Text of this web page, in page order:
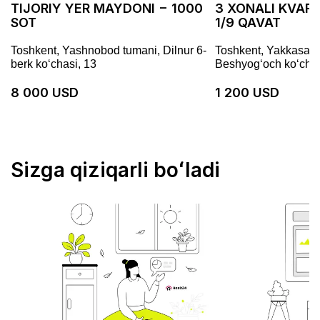
TIJORIY YER MAYDONI − 1000
SOT
Toshkent, Yashnobod tumani, Dilnur 6-
berk koʻchasi, 13
8 000 USD
3 XONALI
1/9 QAVAT
Toshkent,
Beshyogʻoch
1 200 USD
Sizga qiziqarli boʻladi